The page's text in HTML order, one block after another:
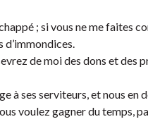
; si vous ne me faites
de moi des dons et des
à ses serviteurs, et nous en
voulez gagner du temps,